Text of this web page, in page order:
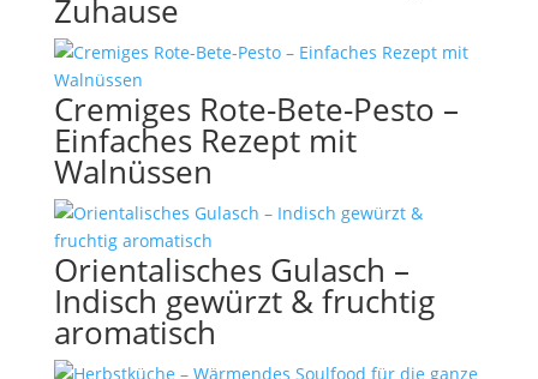
Zuhause
Cremiges Rote-Bete-Pesto –
Einfaches Rezept mit
Walnüssen
Orientalisches Gulasch –
Indisch gewürzt & fruchtig
aromatisch